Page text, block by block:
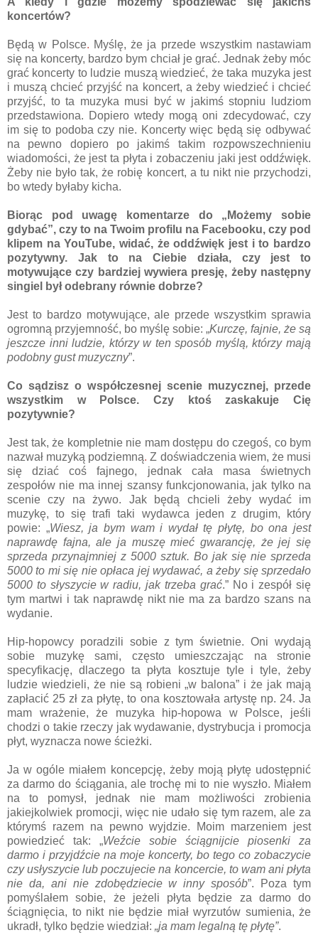
koncertów?
Będą w Polsce. Myślę, że ja przede wszystkim nastawiam
się na koncerty, bardzo bym chciał je grać. Jednak żeby móc
grać koncerty to ludzie muszą wiedzieć, że taka muzyka jest
i muszą chcieć przyjść na koncert, a żeby wiedzieć i chcieć
przyjść, to ta muzyka musi być w jakimś stopniu ludziom
przedstawiona. Dopiero wtedy mogą oni zdecydować, czy
im się to podoba czy nie. Koncerty więc będą się odbywać
na pewno dopiero po jakimś takim rozpowszechnieniu
wiadomości, że jest ta płyta i zobaczeniu jaki jest oddźwięk.
Żeby nie było tak, że robię koncert, a tu nikt nie przychodzi,
bo wtedy byłaby kicha.
Biorąc pod uwagę komentarze do „Możemy sobie
gdybać”, czy to na Twoim profilu na Facebooku, czy pod
klipem na YouTube, widać, że oddźwięk jest i to bardzo
pozytywny. Jak to na Ciebie działa, czy jest to
motywujące czy bardziej wywiera presję, żeby następny
singiel był odebrany równie dobrze?
Jest to bardzo motywujące, ale przede wszystkim sprawia
ogromną przyjemność, bo myślę sobie: „Kurczę, fajnie, że są
jeszcze inni ludzie, którzy w ten sposób myślą, którzy mają
podobny gust muzyczny”.
Co sądzisz o współczesnej scenie muzycznej, przede
wszystkim w Polsce. Czy ktoś zaskakuje Cię
pozytywnie?
Jest tak, że kompletnie nie mam dostępu do czegoś, co bym
nazwał muzyką podziemną. Z doświadczenia wiem, że musi
się dziać coś fajnego, jednak cała masa świetnych
zespołów nie ma innej szansy funkcjonowania, jak tylko na
scenie czy na żywo. Jak będą chcieli żeby wydać im
muzykę, to się trafi taki wydawca jeden z drugim, który
powie: „Wiesz, ja bym wam i wydał tę płytę, bo ona jest
naprawdę fajna, ale ja muszę mieć gwarancję, że jej się
sprzeda przynajmniej z 5000 sztuk. Bo jak się nie sprzeda
5000 to mi się nie opłaca jej wydawać, a żeby się sprzedało
5000 to słyszycie w radiu, jak trzeba grać.” No i zespół się
tym martwi i tak naprawdę nikt nie ma za bardzo szans na
wydanie.
Hip-hopowcy poradzili sobie z tym świetnie. Oni wydają
sobie muzykę sami, często umieszczając na stronie
specyfikację, dlaczego ta płyta kosztuje tyle i tyle, żeby
ludzie wiedzieli, że nie są robieni „w balona” i że jak mają
zapłacić 25 zł za płytę, to ona kosztowała artystę np. 24. Ja
mam wrażenie, że muzyka hip-hopowa w Polsce, jeśli
chodzi o takie rzeczy jak wydawanie, dystrybucja i promocja
płyt, wyznacza nowe ścieżki.
Ja w ogóle miałem koncepcję, żeby moją płytę udostępnić
za darmo do ściągania, ale trochę mi to nie wyszło. Miałem
na to pomysł, jednak nie mam możliwości zrobienia
jakiejkolwiek promocji, więc nie udało się tym razem, ale za
którymś razem na pewno wyjdzie. Moim marzeniem jest
powiedzieć tak: „Weźcie sobie ściągnijcie piosenki za
darmo i przyjdźcie na moje koncerty, bo tego co zobaczycie
czy usłyszycie lub poczujecie na koncercie, to wam ani płyta
nie da, ani nie zdobędziecie w inny sposób”. Poza tym
pomyślałem sobie, że jeżeli płyta będzie za darmo do
ściągnięcia, to nikt nie będzie miał wyrzutów sumienia, że
ukradł, tylko będzie wiedział: „ja mam legalną tę płytę”.